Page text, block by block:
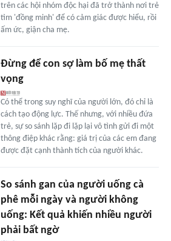
trên các hội nhóm độc hại đã trở thành nơi trẻ
tìm 'đồng minh' để có cảm giác được hiểu, rồi
ấm ức, giận cha mẹ.
Đừng để con sợ làm bố mẹ thất
vọng
Có thể trong suy nghĩ của người lớn, đó chỉ là
cách tạo động lực. Thế nhưng, với nhiều đứa
trẻ, sự so sánh lặp đi lặp lại vô tình gửi đi một
thông điệp khác rằng: giá trị của các em đang
được đặt cạnh thành tích của người khác.
So sánh gan của người uống cà
phê mỗi ngày và người không
uống: Kết quả khiến nhiều người
phải bất ngờ